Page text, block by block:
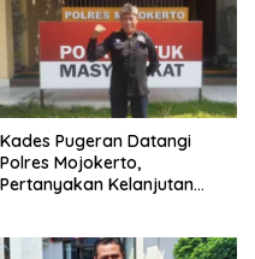
Kades Pugeran Datangi
Polres Mojokerto,
Pertanyakan Kelanjutan